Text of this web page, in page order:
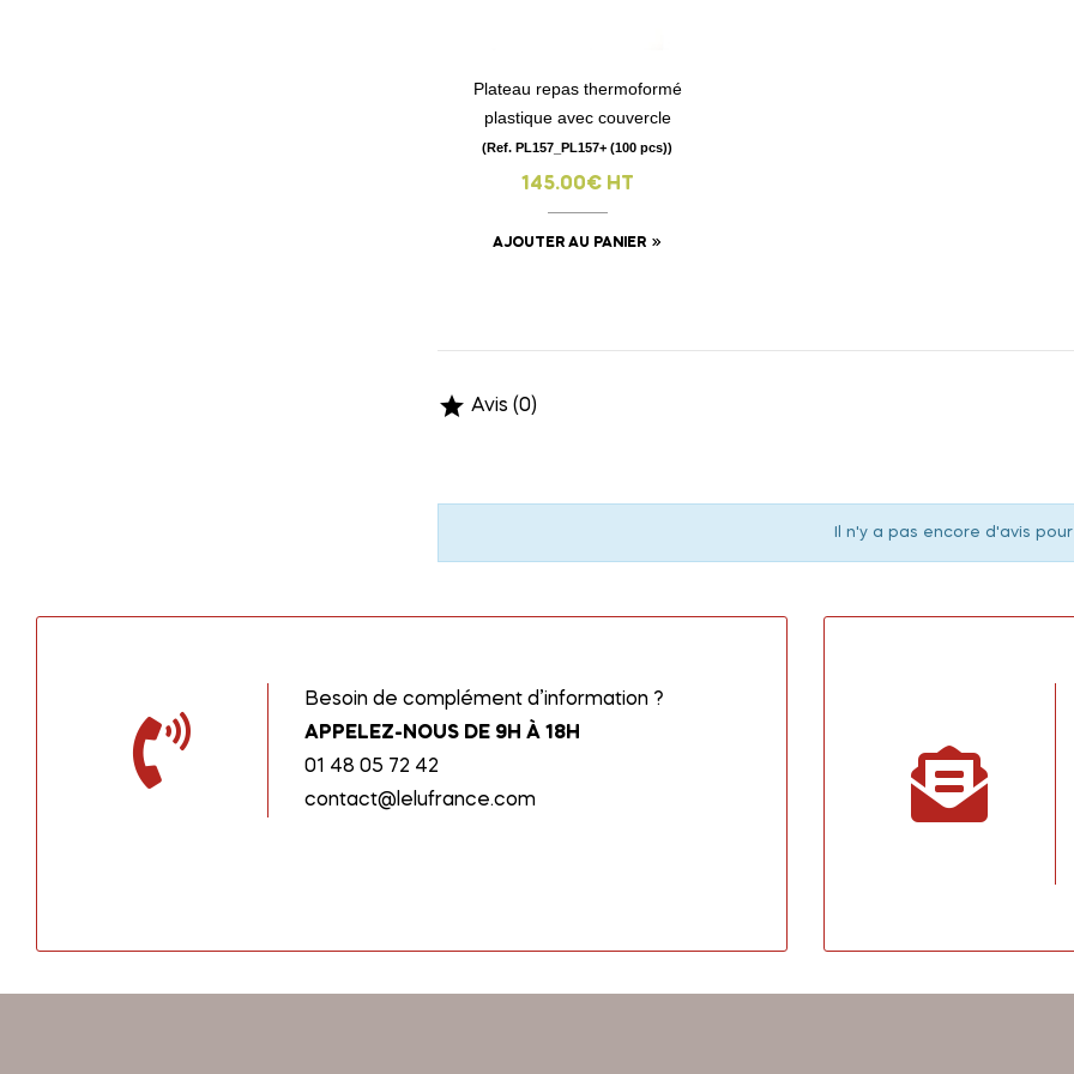
visibility
Plateau repas thermoformé
plastique avec couvercle
(Ref. PL157_PL157+ (100 pcs))
145.00€ HT
AJOUTER AU PANIER
 Avis (0)
Il n'y a pas encore d'avis
Besoin de complément d’information ?
APPELEZ-NOUS DE 9H À 18H
01 48 05 72 42
contact@lelufrance.com